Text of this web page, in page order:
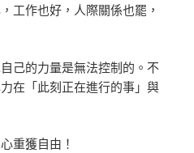
工作也好，人際關係也罷，
己的力量是無法控制的。不
在「此刻正在進行的事」與
重獲自由！